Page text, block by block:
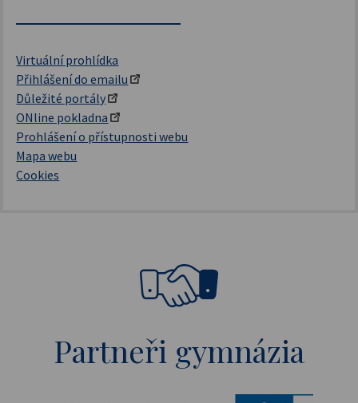
Virtuální prohlídka
Přihlášení do emailu
Důležité portály
ONline pokladna
Prohlášení o přístupnosti webu
Mapa webu
Cookies
Partneři gymnázia